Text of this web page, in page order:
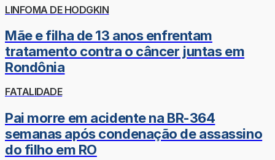
LINFOMA DE HODGKIN
Mãe e filha de 13 anos enfrentam
tratamento contra o câncer juntas em
Rondônia
FATALIDADE
Pai morre em acidente na BR-364
semanas após condenação de assassino
do filho em RO